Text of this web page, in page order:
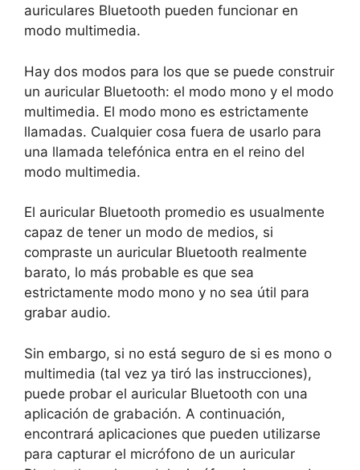
auriculares Bluetooth pueden funcionar en
modo multimedia.
Hay dos modos para los que se puede construir
un auricular Bluetooth: el modo mono y el modo
multimedia. El modo mono es estrictamente
llamadas. Cualquier cosa fuera de usarlo para
una llamada telefónica entra en el reino del
modo multimedia.
El auricular Bluetooth promedio es usualmente
capaz de tener un modo de medios, si
compraste un auricular Bluetooth realmente
barato, lo más probable es que sea
estrictamente modo mono y no sea útil para
grabar audio.
Sin embargo, si no está seguro de si es mono o
multimedia (tal vez ya tiró las instrucciones),
puede probar el auricular Bluetooth con una
aplicación de grabación. A continuación,
encontrará aplicaciones que pueden utilizarse
para capturar el micrófono de un auricular